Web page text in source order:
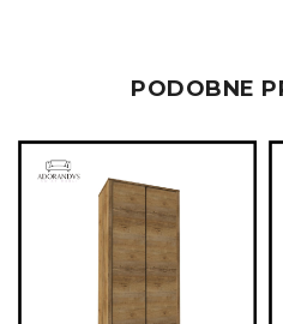
PODOBNE